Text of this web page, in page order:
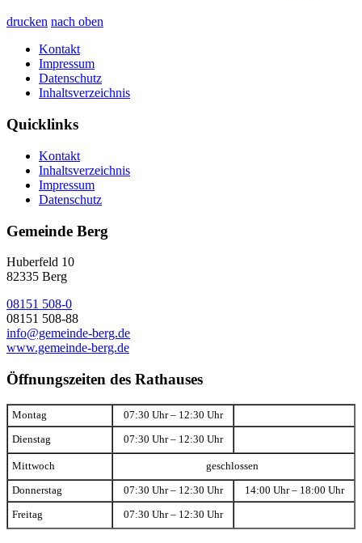
drucken nach oben
Kontakt
Impressum
Datenschutz
Inhaltsverzeichnis
Quicklinks
Kontakt
Inhaltsverzeichnis
Impressum
Datenschutz
Gemeinde Berg
Huberfeld 10
82335 Berg
08151 508-0
08151 508-88
info@gemeinde-berg.de
www.gemeinde-berg.de
Öffnungszeiten des Rathauses
Montag 07:30 Uhr – 12:30 Uhr
Dienstag 07:30 Uhr – 12:30 Uhr
Mittwoch geschlossen
Donnerstag 07:30 Uhr – 12:30 Uhr 14:00 Uhr – 18:00 Uhr
Freitag 07:30 Uhr – 12:30 Uhr